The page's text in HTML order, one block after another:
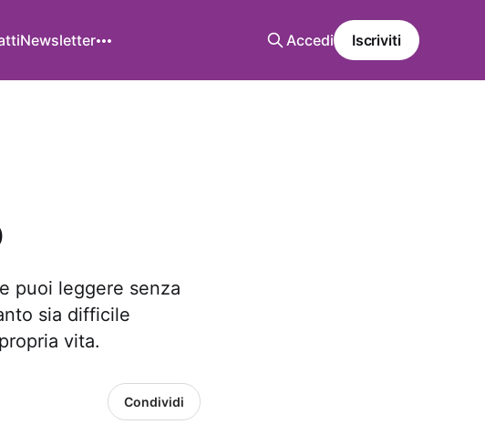
Newsletter Accedi Iscriviti
puoi leggere senza
sia difficile
vita.
Condividi